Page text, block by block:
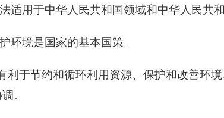
适用于中华人民共和国领域和中华人民共
环境是国家的基本国策。
利于节约和循环利用资源、保护和改善环
。